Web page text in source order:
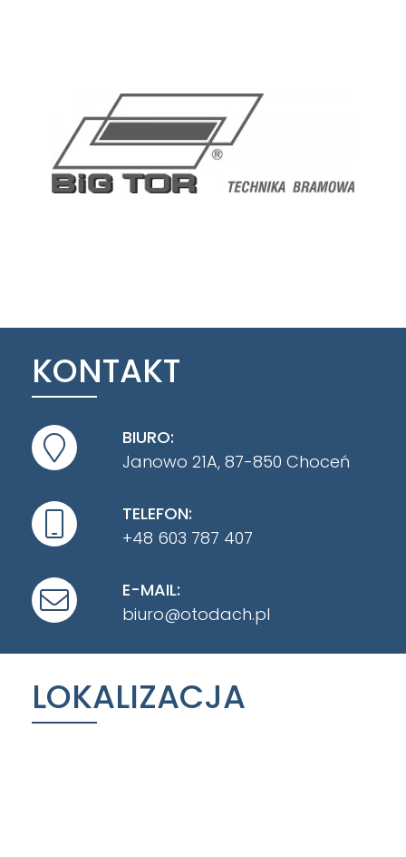
KONTAKT
BIURO:
Janowo 21A, 87-850 Choceń
TELEFON:
+48 603 787 407
E-MAIL:
biuro@otodach.pl
LOKALIZACJA